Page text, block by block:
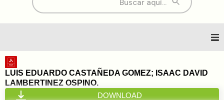
Inicio
Nosotros
LUIS EDUARDO CASTAÑEDA GOMEZ; ISAAC DAVID
LAMBERTINEZ OSPINO.
DOWNLOAD